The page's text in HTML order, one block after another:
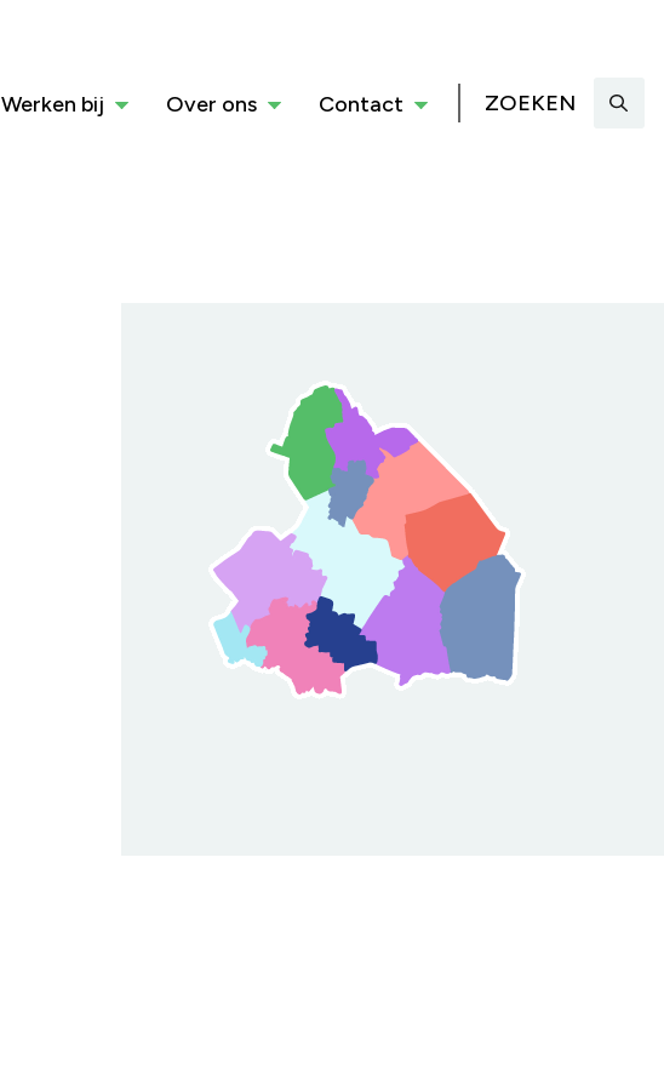
Werken bij Over ons Contact ZOEKEN